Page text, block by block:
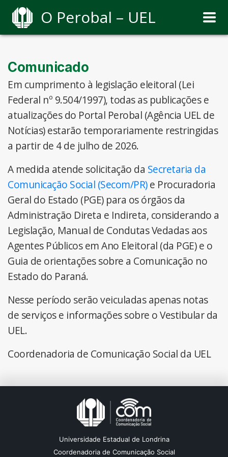
O Perobal – UEL
Comunicado
Em cumprimento à legislação eleitoral (Lei
Federal nº 9.504/1997), todas as publicações e
atualizações do Portal Perobal (Agência UEL de
Notícias) estarão temporariamente restringidas
a partir de 4 de julho de 2026.
A medida atende solicitação da Secretaria da
Comunicação Social (Secom/PR)e Procuradoria
Geral do Estado (PGE) para os órgãos da
Administração Direta e Indireta, considerando a
Legislação, Manual de Condutas Vedadas aos
Agentes Públicos em Ano Eleitoral (da PGE) e o
Guia de orientações sobre a Comunicação no
Estado do Paraná.
Nesse período serão veiculadas apenas notas
de serviços e informações sobre o Vestibular da
UEL.
Coordenadoria de Comunicação Social da UEL
Universidade Estadual de Londrina
Coordenadoria de Comunicação Social